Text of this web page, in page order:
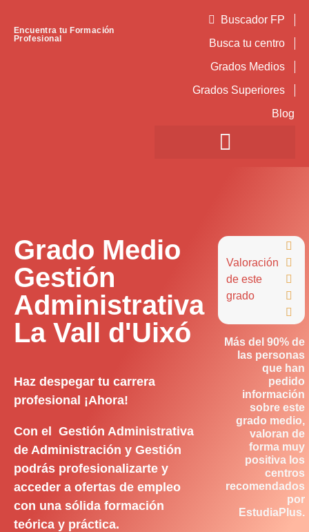
Encuentra tu Formación
Profesional
Buscador FP
Busca tu centro
Grados Medios
Grados Superiores
Blog
Grado Medio
Gestión
Administrativa
La Vall d'Uixó
Haz despegar tu carrera
profesional ¡Ahora!
Con el Gestión Administrativa
de Administración y Gestión
podrás profesionalizarte y
acceder a ofertas de empleo
con una sólida formación
teórica y práctica.
Valoración
de este
grado





Más del 90% de
las personas
que han
pedido
información
sobre este
grado medio,
valoran de
forma muy
positiva los
centros
recomendados
por
EstudiaPlus.